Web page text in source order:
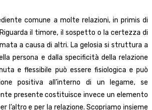
comune a molte relazioni, in primis di
il timore, il sospetto o la certezza di
a causa di altri. La gelosia si struttura a
persona e dalla specificità della relazione
e flessibile può essere fisiologica e può
positiva all’interno di un legame, se
presente costituisce invece un elemento
l’altro e per la relazione. Scopriamo insieme